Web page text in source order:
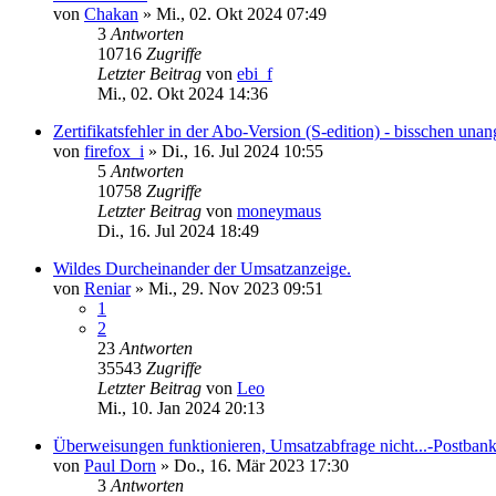
von Chakan » Mi., 02. Okt 2024 07:49
3 Antworten
10716 Zugriffe
Letzter Beitrag von ebi_f
Mi., 02. Okt 2024 14:36
Zertifikatsfehler in der Abo-Version (S-edition) - bisschen
von firefox_i » Di., 16. Jul 2024 10:55
5 Antworten
10758 Zugriffe
Letzter Beitrag von moneymaus
Di., 16. Jul 2024 18:49
Wildes Durcheinander der Umsatzanzeige.
von Reniar» Mi., 29. Nov 2023 09:51
1
2
23 Antworten
35543 Zugriffe
Letzter Beitrag von Leo
Mi., 10. Jan 2024 20:13
Überweisungen funktionieren, Umsatzabfrage nicht...-Postbank
von Paul Dorn » Do., 16. Mär 2023 17:30
3 Antworten